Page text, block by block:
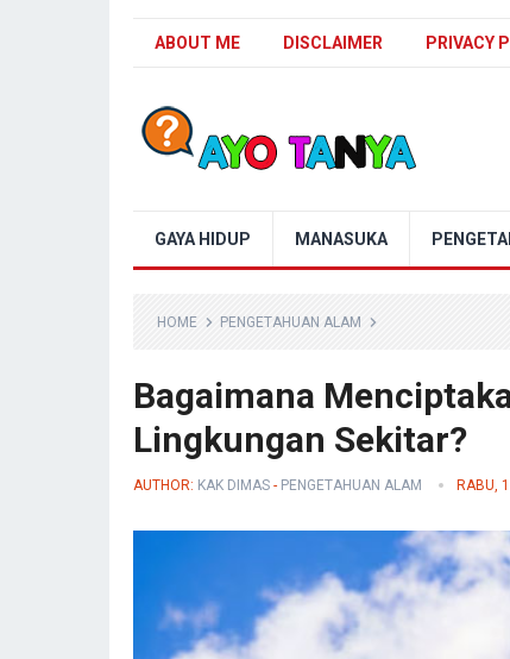
ABOUT ME DISCLAIMER PRIVACY
GAYA HIDUP MANASUKA
HOME PENGETAHUAN ALAM
Bagaimana
Lingkungan Sekitar?
AUTHOR: KAK DIMAS - PENGETAHUAN ALAM RABU,